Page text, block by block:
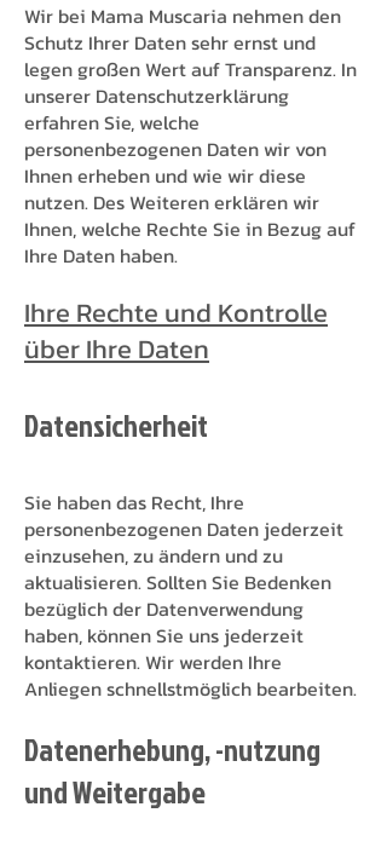
Wir bei Mama Muscaria nehmen den
Schutz Ihrer Daten sehr ernst und
legen großen Wert auf Transparenz. In
unserer Datenschutzerklärung
erfahren Sie, welche
personenbezogenen Daten wir von
Ihnen erheben und wie wir diese
nutzen. Des Weiteren erklären wir
Ihnen, welche Rechte Sie in Bezug auf
Ihre Daten haben.
Ihre Rechte und Kontrolle
über Ihre Daten
Datensicherheit
Sie haben das Recht, Ihre
personenbezogenen Daten jederzeit
einzusehen, zu ändern und zu
aktualisieren. Sollten Sie Bedenken
bezüglich der Datenverwendung
haben, können Sie uns jederzeit
kontaktieren. Wir werden Ihre
Anliegen schnellstmöglich bearbeiten.
Datenerhebung, -nutzung
und Weitergabe